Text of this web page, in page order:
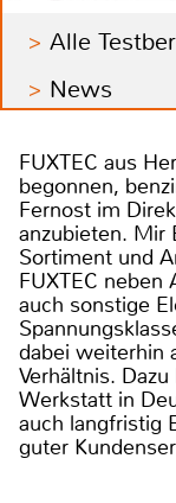
Alle
News
FUXTEC aus
begonnen,
Fernost im
anzubieten. Mir
Sortiment und
FUXTEC neben
auch sonstige
dabei weiterhin
Verhältnis.
Werkstatt in
auch langfristig
guter